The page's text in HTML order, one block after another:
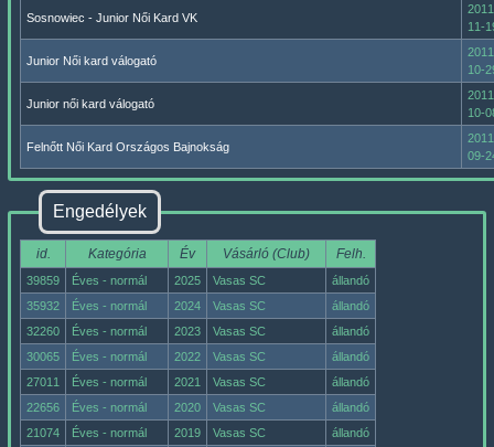
Sosnowiec - Junior Női Kard VK
11-
Junior Női kard válogató
10-
Junior női kard válogató
10-
Felnőtt Női Kard Országos Bajnokság
09-
Engedélyek
id. Kategória Év Vásárló (Club) Felh.
39859 Éves - normál 2025 Vasas SC
állandó
35932
Éves - normál 2024 Vasas SC
állandó
32260
Éves - normál 2023 Vasas SC
állandó
30065
Éves - normál 2022 Vasas SC
állandó
27011
Éves - normál 2021 Vasas SC
állandó
22656
Éves - normál 2020 Vasas SC
állandó
21074
Éves - normál 2019 Vasas SC
állandó